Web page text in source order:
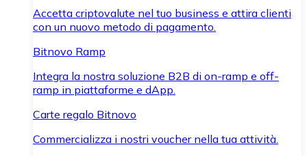
Accetta criptovalute nel tuo business e attira clienti
con un nuovo metodo di pagamento.
Bitnovo Ramp
Integra la nostra soluzione B2B di on-ramp e off-
ramp in piattaforme e dApp.
Carte regalo Bitnovo
Commercializza i nostri voucher nella tua attività.